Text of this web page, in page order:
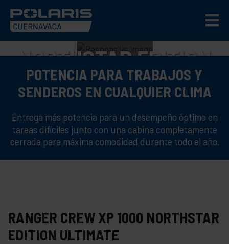
RANGER CREW XP 1000
NORTHSTAR EDITION
ULTIMATE
POTENCIA PARA TRABAJOS Y
SENDEROS EN CUALQUIER CLIMA
Entrega más potencia para un desempeño óptimo en
tareas difíciles junto con una cabina completamente
cerrada para máxima comodidad durante todo el año.
RANGER CREW XP 1000 NORTHSTAR
EDITION ULTIMATE